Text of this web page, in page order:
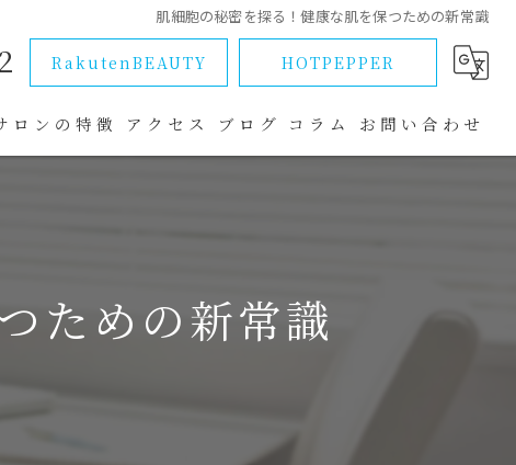
肌細胞の秘密を探る！健康な肌を保つための新常識
RakutenBEAUTY HOTPEPPER
ロンの特徴
髪質改善
アクセス ブログ コラム お問い合わせ
ための新常識